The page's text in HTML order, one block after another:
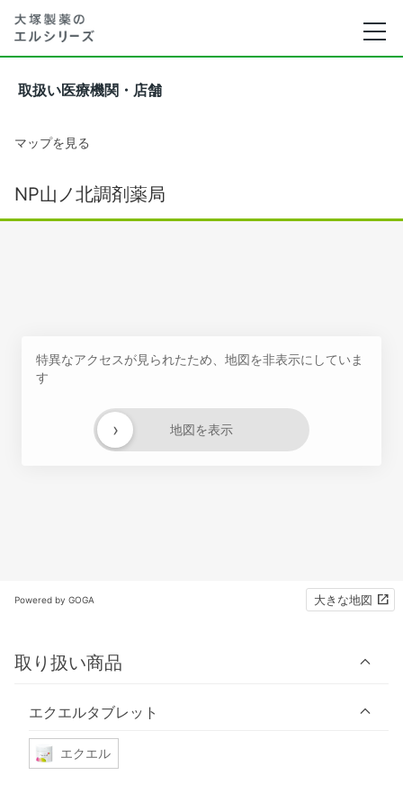
取扱い医療機関・店舗
マップを見る
NP山ノ北調剤薬局
特異なアクセスが見られたため、地図を非表示にしていま
す
地図を表示
›
Powered by GOGA 大きな地図
取り扱い商品
エクエルタブレット
エクエル